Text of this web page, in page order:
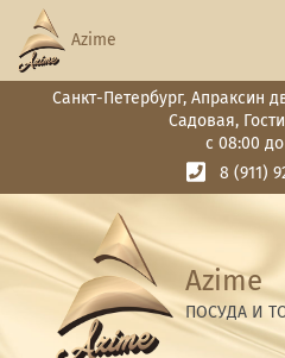
Санкт-Петербург, Апраксин
Садовая,
с 08:00
8 (911)
Azime
ПОСУДА И
Azime